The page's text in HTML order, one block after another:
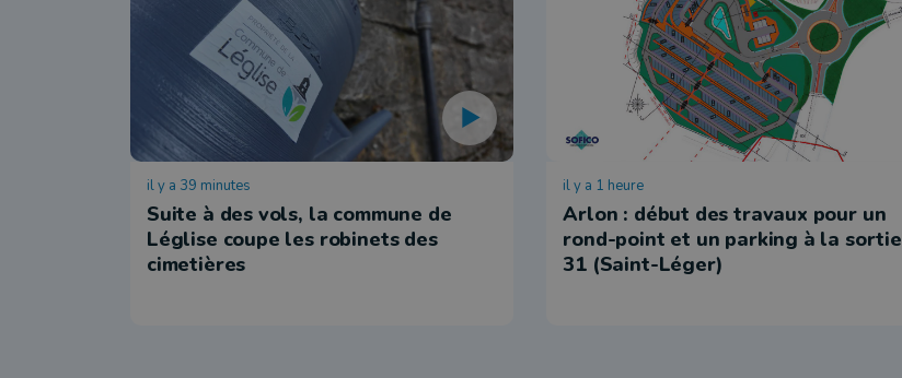
il y a 39 minutes
Suite à des vols, la commune de
Léglise coupe les robinets des
cimetières
il y a 1 heure
Arlon : début des travaux pour un
rond-point et un parking à la sortie
31 (Saint-Léger)